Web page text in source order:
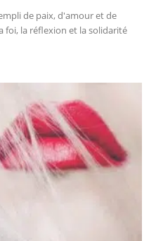
de paix, d'amour et de
foi, la réflexion et la solidarité